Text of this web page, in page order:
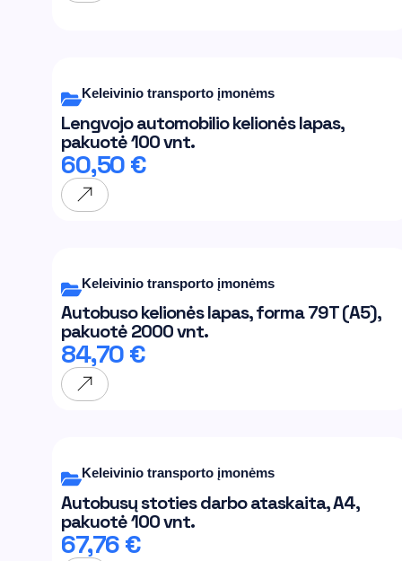
Keleivinio transporto įmonėms
Lengvojo automobilio kelionės lapas,
pakuotė 100 vnt.
60,50€
Keleivinio transporto įmonėms
Autobuso kelionės lapas, forma 79T (A5),
pakuotė 2000 vnt.
84,70€
Keleivinio transporto įmonėms
Autobusų stoties darbo ataskaita, A4,
pakuotė 100 vnt.
67,76€